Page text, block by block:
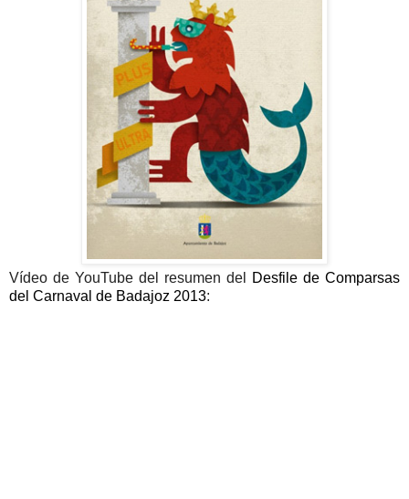
Vídeo de YouTube del resumen del
Desfile de Comparsas
del Carnaval de Badajoz 2013: